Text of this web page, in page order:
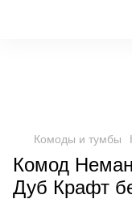
Комоды и тумбы
Комод
Дуб Крафт